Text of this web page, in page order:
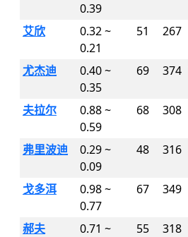
0.39
艾欣
0.32 ~
0.21
51 267
尤杰迪
0.40 ~
0.35
69 374
夫拉尔
0.88 ~
0.59
68 308
弗里波迪
0.29 ~
0.09
48 316
戈多洱
0.98 ~
0.77
67 349
郝夫
0.71 ~
55 318